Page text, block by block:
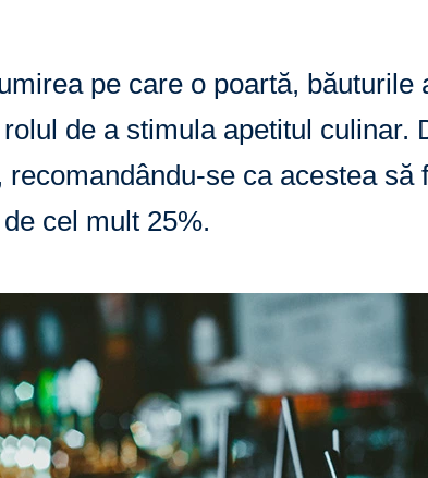
pe care o poartă,
de a stimula apetitul culinar.
se ca acestea
cel mult 25%.